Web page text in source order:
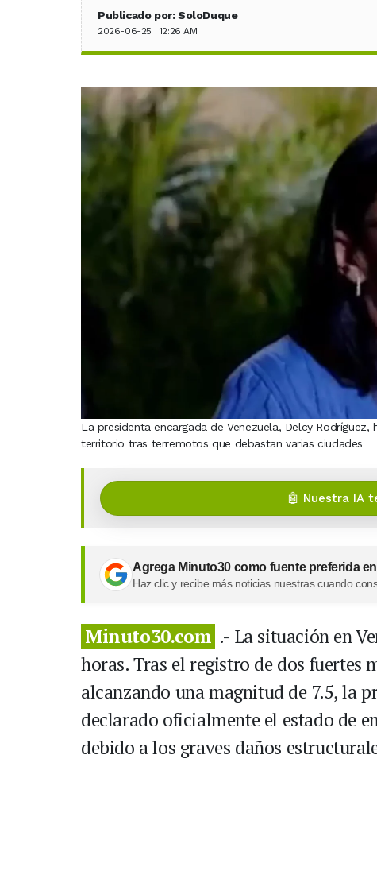
Publicado por: SoloDuque
2026-06-25 | 12:26 AM
La presidenta encargada de Venezuela, Delcy
territorio tras terremotos que debastan varias ciudades
🤖 Nuestra IA
Agrega Minuto30 como fuente preferida
Haz clic y recibe más noticias nuestras cuando
Minuto30.com .- La situación en
horas. Tras el registro de dos
alcanzando una magnitud de 7.5, la
declarado oficialmente el estado de
debido a los graves daños